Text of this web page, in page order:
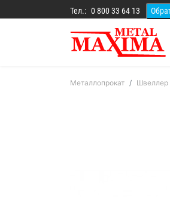
Тел.: 0 800 33 64 13
Металлопрокат Швеллер